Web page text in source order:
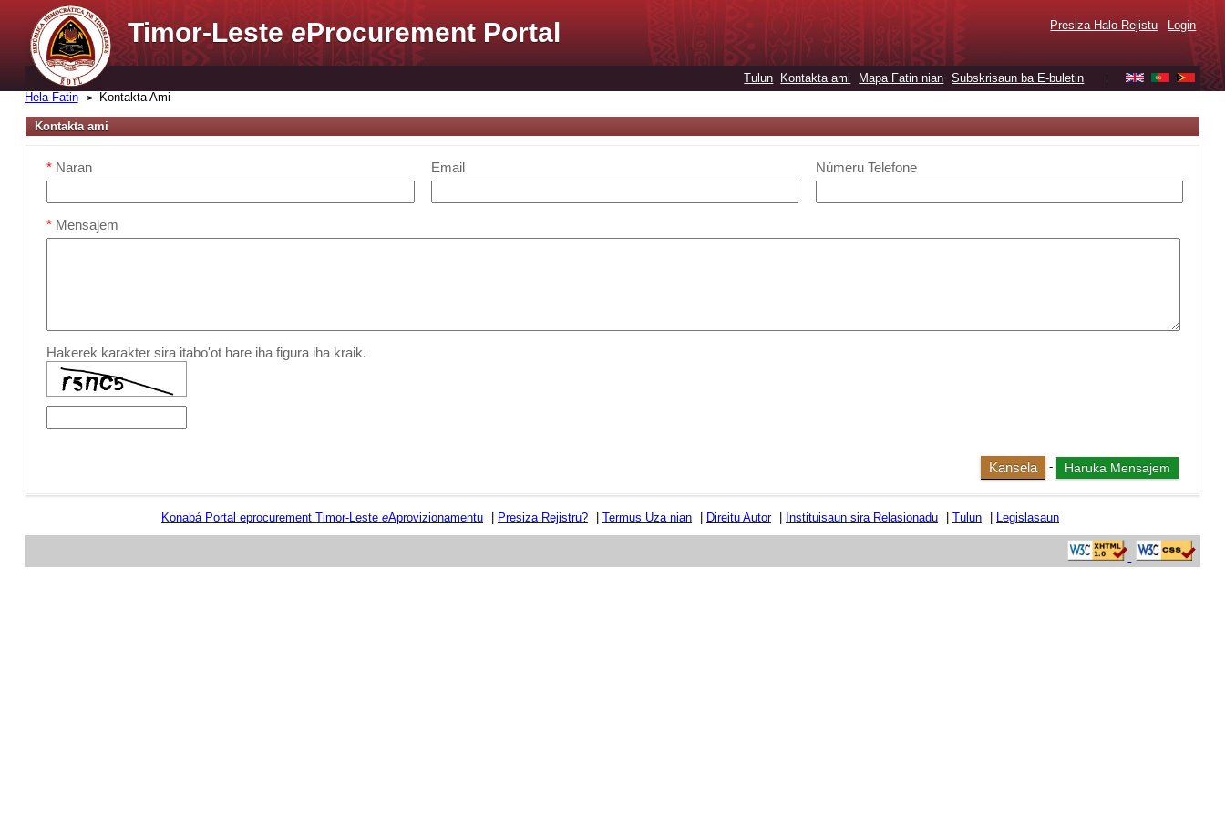
Timor-LesteeProcurement Portal Presiza Halo Rejistu Login
Tulun Kontakta ami Mapa Fatin nian Subskrisaun ba E-buletin
Hela-Fatin Kontakta Ami
Kontakta ami
* Naran Email Númeru Telefone
* Mensajem
Hakerek karakter sira itabo'ot hare iha figura iha kraik.
Kansela -
Konabá Portal eprocurement Timor-Leste eAprovizionamentu | Presiza Rejistru? | Termus Uza nian | Direitu Autor | Instituisaun sira Relasionadu | Tulun | Legislasaun